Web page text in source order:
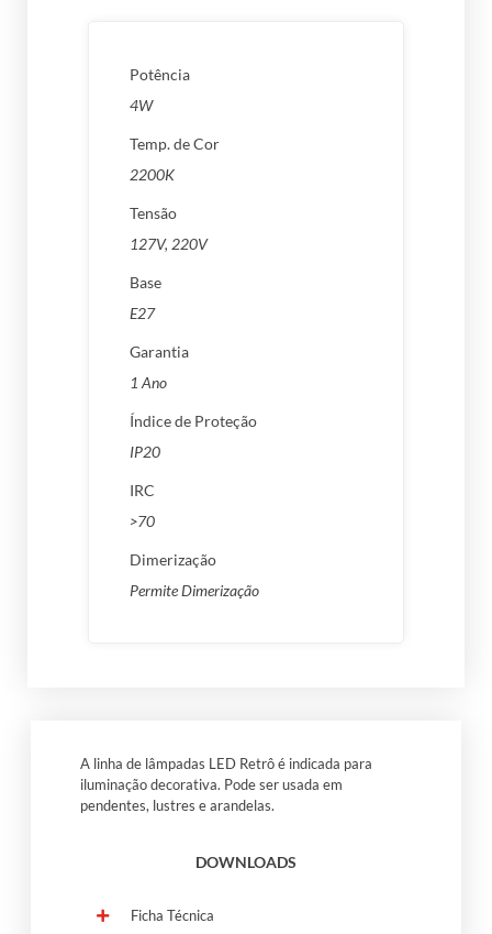
Potência
4W
Temp. de Cor
2200K
Tensão
127V, 220V
Base
E27
Garantia
1 Ano
Índice de Proteção
IP20
IRC
>70
Dimerização
Permite Dimerização
A linha de lâmpadas LED Retrô é indicada para
iluminação decorativa. Pode ser usada em
pendentes, lustres e arandelas.
DOWNLOADS
Ficha Técnica